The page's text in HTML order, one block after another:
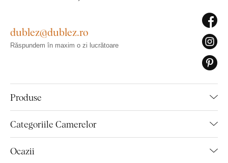
Produse
Categoriile Camerelor
Ocazii
dublez@dublez.ro
Răspundem în maxim o zi lucrătoare